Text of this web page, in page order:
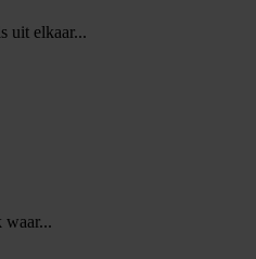
uit elkaar...
waar...